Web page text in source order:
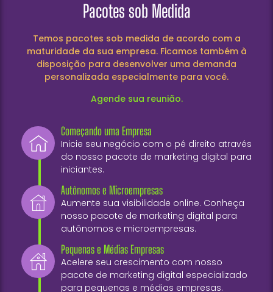
Pacotes sob Medida
Temos pacotes sob medida de acordo com a
maturidade da sua empresa. Ficamos também à
disposição para desenvolver uma demanda
personalizada especialmente para você.
Agende sua reunião.
Começando uma Empresa
Inicie seu negócio com o pé direito através
do nosso pacote de marketing digital para
iniciantes.
Autônomos e Microempresas
Aumente sua visibilidade online. Conheça
nosso pacote de marketing digital para
autônomos e microempresas.
Pequenas e Médias Empresas
Acelere seu crescimento com nosso
pacote de marketing digital especializado
para pequenas e médias empresas.